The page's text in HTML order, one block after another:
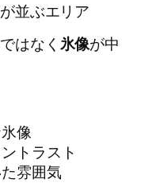
並ぶエリア
はなく 氷像が中
像
トラスト
雰囲気